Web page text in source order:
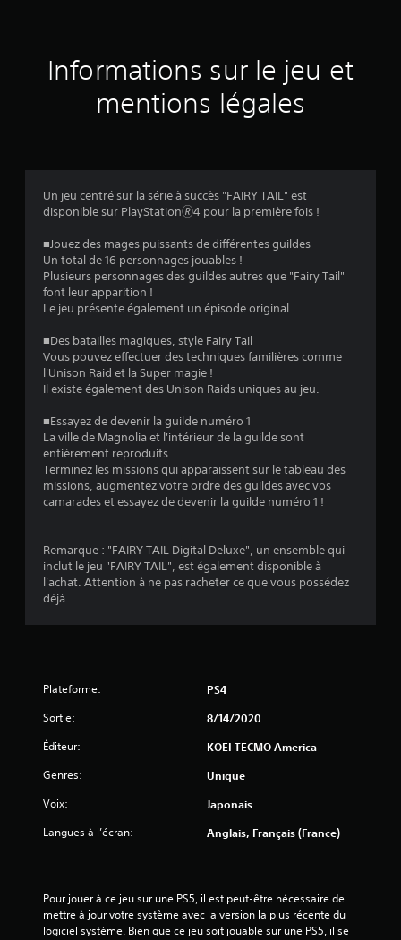
u
l
t
i
n
s
Informations sur le jeu et
mentions légales
Un jeu centré sur la série à succès "FAIRY TAIL" est
disponible sur PlayStation🄬4 pour la première fois !
■Jouez des mages puissants de différentes guildes
Un total de 16 personnages jouables !
Plusieurs personnages des guildes autres que "Fairy Tail"
font leur apparition !
Le jeu présente également un épisode original.
■Des batailles magiques, style Fairy Tail
Vous pouvez effectuer des techniques familières comme
l'Unison Raid et la Super magie !
Il existe également des Unison Raids uniques au jeu.
■Essayez de devenir la guilde numéro 1
La ville de Magnolia et l'intérieur de la guilde sont
entièrement reproduits.
Terminez les missions qui apparaissent sur le tableau des
missions, augmentez votre ordre des guildes avec vos
camarades et essayez de devenir la guilde numéro 1 !
Remarque : "FAIRY TAIL Digital Deluxe", un ensemble qui
inclut le jeu "FAIRY TAIL", est également disponible à
l'achat. Attention à ne pas racheter ce que vous possédez
déjà.
Plateforme: PS4
Sortie: 8/14/2020
Éditeur: KOEI TECMO America
Genres: Unique
Voix: Japonais
Langues à l’écran: Anglais, Français (France)
Pour jouer à ce jeu sur une PS5, il est peut-être nécessaire de
mettre à jour votre système avec la version la plus récente du
logiciel système. Bien que ce jeu soit jouable sur une PS5, il se